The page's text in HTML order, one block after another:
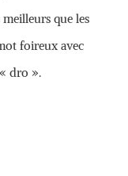
que les
foireux avec
dro ».